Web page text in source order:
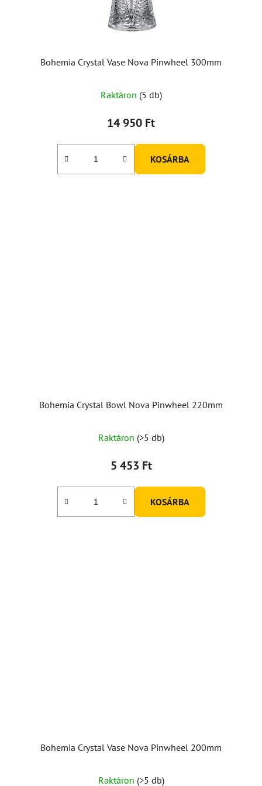
Bohemia Crystal Vase Nova Pinwheel 300mm
Raktáron (5 db)
14 950 Ft
KOSÁRBA
Bohemia Crystal Bowl Nova Pinwheel 220mm
Raktáron (>5 db)
5 453 Ft
KOSÁRBA
Bohemia Crystal Vase Nova Pinwheel 200mm
Raktáron (>5 db)